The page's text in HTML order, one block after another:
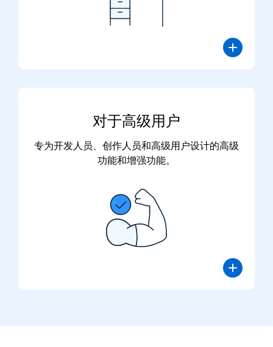
对于高级用户
专为开发人员、创作人员和高级用户设计的高级
功能和增强功能。